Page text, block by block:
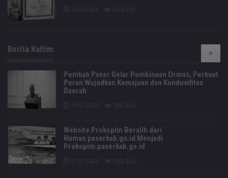
Berita Kaltim
Pemkab Paser Gelar Pembinaan Ormas, Perkuat
Peran Wujudkan Kemajuan dan Kondusifitas
Daerah
Website Prokopim Beralih dari
Humas.paserkab.go.id Menjadi
Prokopim.paserkab.go.id